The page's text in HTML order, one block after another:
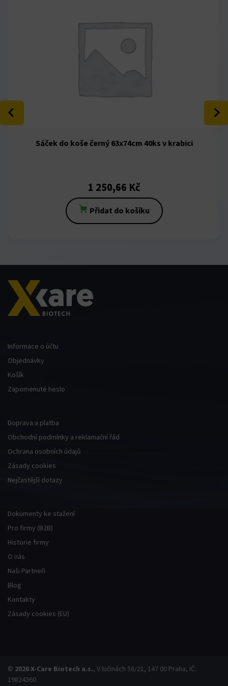
Hacklink panel
Hacklink panel
Hacklink panel
Hacklink
Hacklink
Buy Hacklink
Hacklink
Hacklink satın al
Hacklink panel
Hacklink panel
Hacklink panel
Hacklink panel
Hacklink panel
Hacklink panel
Hacklink panel
Sáček do koše černý 63x74cm 40ks v krabici
1 250,66 Kč
Přidat do košíku
Informace o účtu
Objednávky
Košík
Zapomenuté heslo
Doprava a platba
Obchodní podmínky a reklamační řád
Ochrana osobních údajů
Zásady cookies
Nejčastější dotazy
Dokumenty ke stažení
Pro firmy (B2B)
Historie firmy
O nás
Naši Partneři
Blog
Kontakty
Zásady cookies (EU)
© 2026X-Care Biotech a.s., V lučinách 58/21, 147 00 Praha, IČ:
19824360